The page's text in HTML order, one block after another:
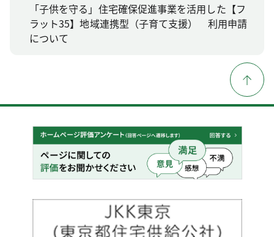
「子供を守る」住宅確保促進事業を活用した【フ
ラット35】地域連携型（子育て支援） 利用申請
について